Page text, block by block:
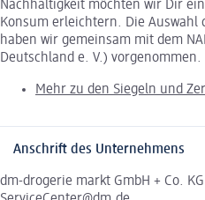
Nachhaltigkeit möchten wir Dir
Konsum erleichtern. Die Auswahl
haben wir gemeinsam mit dem
Deutschland e. V.) vorgenommen.
Mehr zu den Siegeln und
Anschrift des Unternehmens
dm-drogerie markt GmbH + Co.